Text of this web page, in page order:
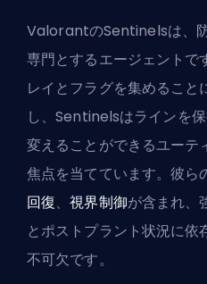
ValorantのSentinelsは、
専門とするエージェントで
レイとフラグを集めるこ
し、Sentinelsはラインを
変えることができるユーテ
焦点を当てています。彼ら
回復、視界制御が含まれ、
とポストプラント状況に依
不可欠です。